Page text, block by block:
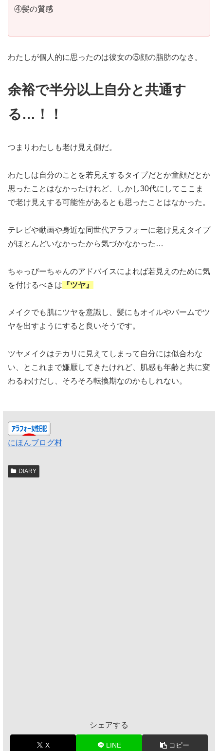
④髪の質感
わたしが個人的に思ったのは彼女の⑤顔の脂肪のなさ。
余裕で半分以上自分と共通す
る…！！
つまりわたしも老け見え側だ。
わたしは自分のことを若見えするタイプだとか童顔だとか
思ったことはなかったけれど、しかし30代にしてここま
で老け見えする可能性があるとも思ったことはなかった。
テレビや動画や身近な同世代アラフォーに老け見えタイプ
がほとんどいなかったから気づかなかった…
ちゃっぴーちゃんのアドバイスによれば若見えのために気
を付けるべきは 『ツヤ』
メイクでも肌にツヤを意識し、髪にもオイルやバームでツ
ヤを出すようにすると良いそうです。
ツヤメイクはテカリに見えてしまって自分には似合わな
い、とこれまで嫌厭してきたけれど、肌感も年齢と共に変
わるわけだし、そろそろ転換期なのかもしれない。
にほんブログ村
DIARY
シェアする
X LINE コピー